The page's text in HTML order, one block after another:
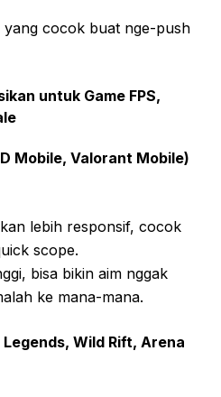
yang cocok buat nge-push
untuk Game FPS,
Mobile, Valorant Mobile)
lebih responsif, cocok
scope.
bisa bikin aim nggak
ke mana-mana.
Wild Rift, Arena